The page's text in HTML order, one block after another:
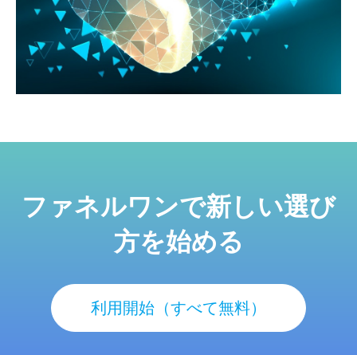
ファネルワンで新しい選び
方を始める
利用開始（すべて無料）